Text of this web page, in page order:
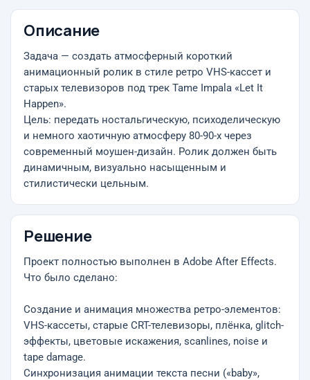
Описание
Задача — создать атмосферный короткий
анимационный ролик в стиле ретро VHS-кассет и
старых телевизоров под трек Tame Impala «Let It
Happen».
Цель: передать ностальгическую, психоделическую
и немного хаотичную атмосферу 80-90-х через
современный моушен-дизайн. Ролик должен быть
динамичным, визуально насыщенным и
стилистически цельным.
Решение
Проект полностью выполнен в Adobe After Effects.
Что было сделано:
Создание и анимация множества ретро-элементов:
VHS-кассеты, старые CRT-телевизоры, плёнка, glitch-
эффекты, цветовые искажения, scanlines, noise и
tape damage.
Синхронизация анимации текста песни («baby»,